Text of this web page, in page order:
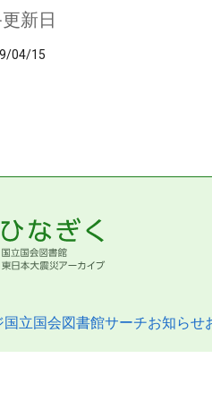
新日
04/15
国立国会図書館サーチお知らせ